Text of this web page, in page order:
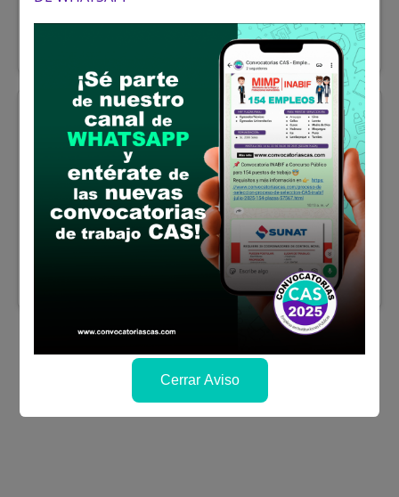
Sueldo:1564
Finalizó el:23/01/2026
Huancavelica
TÉCNICO EN
FINANZAS II
Se solicitó:Titulado Universitario y/o
Bachiller en Contabilidad, Administración
y/o carreras afines.
Sueldo:1564
23/01/2026
Cerrar Aviso